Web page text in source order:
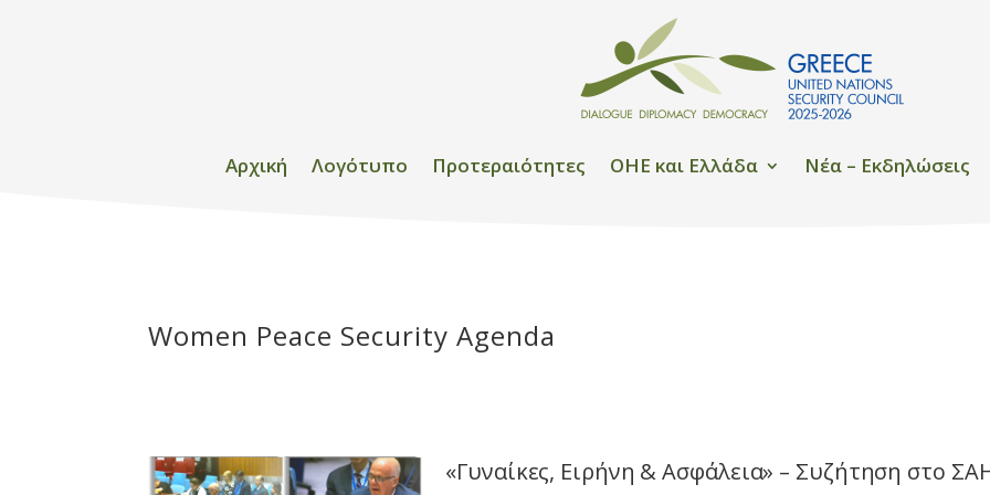
Αρχική Λογότυπο Προτεραιότητες OHE και Ελλάδα Νέα – Εκδηλώσεις
Women Peace Security Agenda
«Γυναίκες, Ειρήνη & Ασφάλεια» – Συζήτηση στο